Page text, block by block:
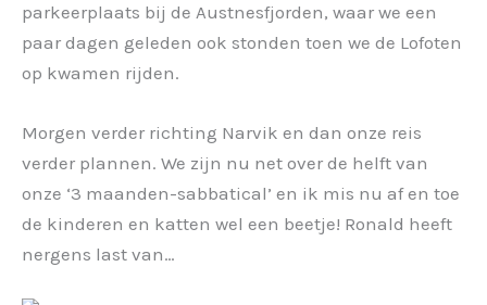
parkeerplaats bij de Austnesfjorden, waar we een
paar dagen geleden ook stonden toen we de Lofoten
op kwamen rijden.
Morgen verder richting Narvik en dan onze reis
verder plannen. We zijn nu net over de helft van
onze ‘3 maanden-sabbatical’ en ik mis nu af en toe
de kinderen en katten wel een beetje! Ronald heeft
nergens last van…